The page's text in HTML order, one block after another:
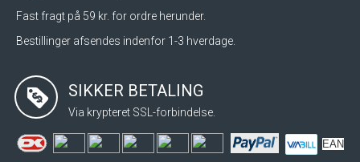
Fast fragt på 59 kr. for ordre herunder.
Bestillinger afsendes indenfor 1-3 hverdage.
SIKKER BETALING
Via krypteret SSL-forbindelse.
EAN